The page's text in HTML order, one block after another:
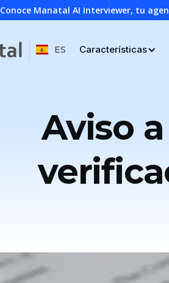
Conoce Manatal AI Interviewer, tu
ES Características
Aviso